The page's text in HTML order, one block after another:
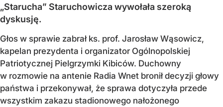
„Starucha” Staruchowicza wywołała szeroką
dyskusję.
Głos w sprawie zabrał ks. prof. Jarosław Wąsowicz,
kapelan prezydenta i organizator Ogólnopolskiej
Patriotycznej Pielgrzymki Kibiców. Duchowny
w rozmowie na antenie Radia Wnet bronił decyzji głowy
państwa i przekonywał, że sprawa dotyczyła przede
wszystkim zakazu stadionowego nałożonego